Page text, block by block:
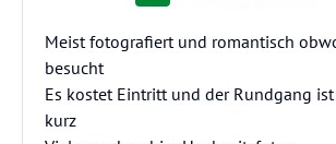
Meist fotografiert und romantisch
besucht
Es kostet Eintritt und der Rundgang
kurz